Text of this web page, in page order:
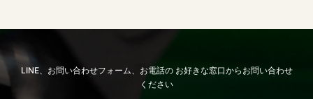
LINE、お問い合わせフォーム、お電話のお好きな窓口からお問い合わせ
ください